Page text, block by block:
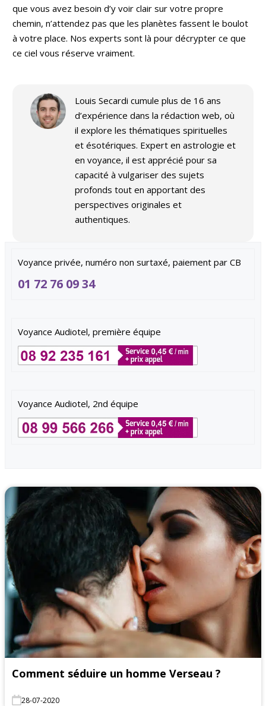
Voyance privée, numéro non surtaxé, paiement par CB
01 72 76 09 34
Voyance Audiotel, première équipe
Voyance Audiotel, 2nd équipe
Comment séduire un homme Verseau ?
28-07-2020
que vous avez besoin d’y voir clair sur votre propre
chemin, n’attendez pas que les planètes fassent le boulot
à votre place. Nos experts sont là pour décrypter ce que
ce ciel vous réserve vraiment.
Louis Secardi cumule plus de 16 ans
d’expérience dans la rédaction web, où
il explore les thématiques spirituelles
et ésotériques. Expert en astrologie et
en voyance, il est apprécié pour sa
capacité à vulgariser des sujets
profonds tout en apportant des
perspectives originales et
authentiques.